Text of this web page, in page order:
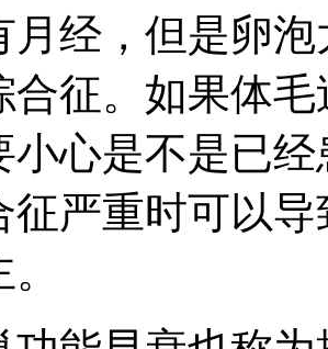
月经，但是卵
合征。如果体
小心是不是已
征严重时可以